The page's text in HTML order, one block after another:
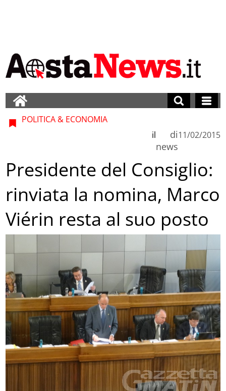
POLITICA & ECONOMIA
di
news
il 11/02/2015
Presidente del Consiglio:
rinviata la nomina, Marco
Viérin resta al suo posto